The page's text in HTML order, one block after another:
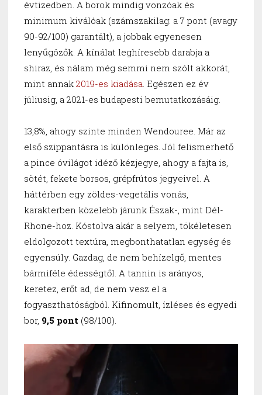
évtizedben. A borok mindig vonzóak és
minimum kiválóak (számszakilag: a 7 pont (avagy
90-92/100) garantált), a jobbak egyenesen
lenyűgözők. A kínálat leghíresebb darabja a
shiraz, és nálam még semmi nem szólt akkorát,
mint annak 2019-es kiadása . Egészen ez év
júliusig, a 2021-es budapesti bemutatkozásáig.
13,8%, ahogy szinte minden Wendouree. Már az
első szippantásra is különleges. Jól felismerhető
a pince óvilágot idéző kézjegye, ahogy a fajta is,
sötét, fekete borsos, grépfrútos jegyeivel. A
háttérben egy zöldes-vegetális vonás,
karakterben közelebb járunk Észak-, mint Dél-
Rhone-hoz. Kóstolva akár a selyem, tökéletesen
eldolgozott textúra, megbonthatatlan egység és
egyensúly. Gazdag, de nem behízelgő, mentes
bármiféle édességtől. A tannin is arányos,
keretez, erőt ad, de nem vesz el a
fogyaszthatóságból. Kifinomult, ízléses és egyedi
bor, 9,5 pont (98/100).